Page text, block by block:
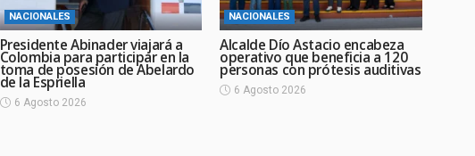
NACIONALES
Presidente Abinader viajará a
Colombia para participar en la
toma de posesión de Abelardo
de la Espriella
6 Agosto 2026
NACIONALES
Alcalde Dío Astacio encabeza
operativo que beneficia a 120
personas con prótesis auditivas
6 Agosto 2026